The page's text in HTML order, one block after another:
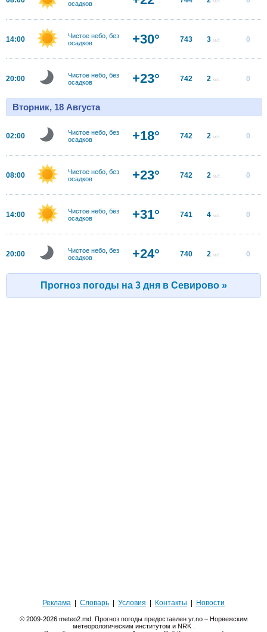
осадков
14:00
Чистое небо, без
осадков
+30° 743 3 м/с 0
20:00
Чистое небо, без
осадков
+23° 742 2 м/с 0
Вторник, 18 Августа
02:00
Чистое небо, без
осадков
+18° 742 2 м/с 0
08:00
Чистое небо, без
осадков
+23° 742 2 м/с 0
14:00
Чистое небо, без
осадков
+31° 741 4 м/с 0
20:00
Чистое небо, без
осадков
+24° 740 2 м/с 0
Прогноз погоды на 3 дня в Севирово »
Реклама Словарь Условия Контакты Новости
© 2009-2026 meteo2.md. Прогноз погоды предоставлен yr.no – Норвежским
метеорологическим институтом и NRK